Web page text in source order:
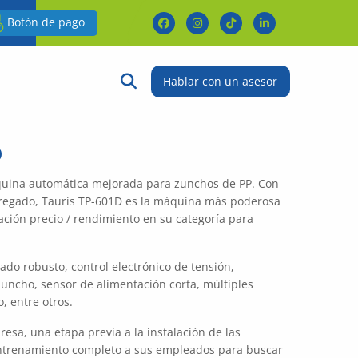
Botón de pago
Buscar:
Botón de búsquedaHablar con un asesor
automática mejorada para zunchos de PP. Con
Tauris TP-601D es la máquina más poderosa
precio / rendimiento en su categoría para
robusto, control electrónico de tensión,
sensor de alimentación corta, múltiples
entre otros.
una etapa previa a la instalación de las
completo a sus empleados para buscar